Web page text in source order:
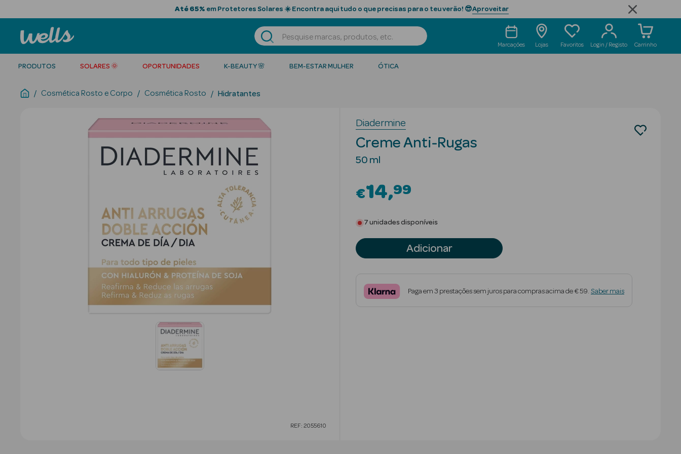
Até 65% em Protetores Solares ☀️ Encontra aqui tudo o que precisas para o teu verão! 😎Aproveitar
Marcações Lojas Favoritos Login / Registo Carrinho
PRODUTOS SOLARES 🌞 OPORTUNIDADES K-BEAUTY 🌸 BEM-ESTAR MULHER ÓTICA
Cosmética Rosto e Corpo Cosmética Rosto Hidratantes
REF: 2055610
Diadermine
Creme Anti-Rugas
50 ml
€14 99
7 unidades disponíveis
Adicionar
Paga em 3 prestações sem juros para compras acima de € 59. Saber mais